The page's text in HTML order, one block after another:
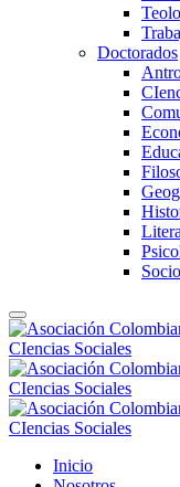
Doctorados
Inicio